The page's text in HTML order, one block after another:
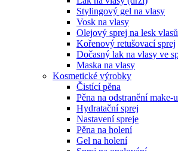
Stylingový gel na vlasy
Vosk na vlasy
Olejový sprej na lesk
Kořenový retušovací sprej
Dočasný lak na vlasy ve
Maska na vlasy
Kosmetické výrobky
Čistící pěna
Pěna na odstranění make-
Hydratační sprej
Nastavení spreje
Pěna na holení
Gel na holení